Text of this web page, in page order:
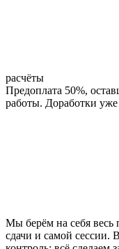
расчёты
Предоплата 50%,
работы. Доработки
Мы берём на себя весь
сдачи и самой сессии.